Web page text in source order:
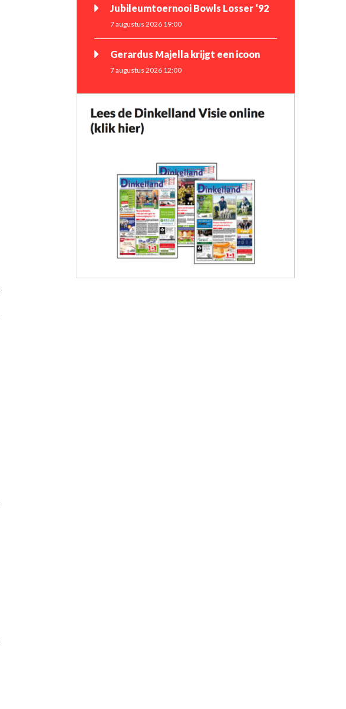
Jubileumtoernooi Bowls Losser ‘92
7 augustus 2026 19:00
Gerardus Majella krijgt een icoon
7 augustus 2026 12:00